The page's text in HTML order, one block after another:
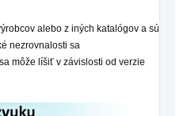
alebo z iných katalógov a sú
nezrovnalosti sa
môže líšiť v závislosti od verzie